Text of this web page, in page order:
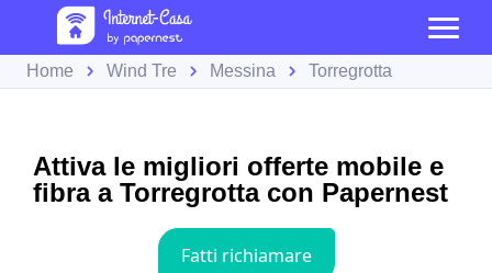
Home Wind Tre Messina Torregrotta